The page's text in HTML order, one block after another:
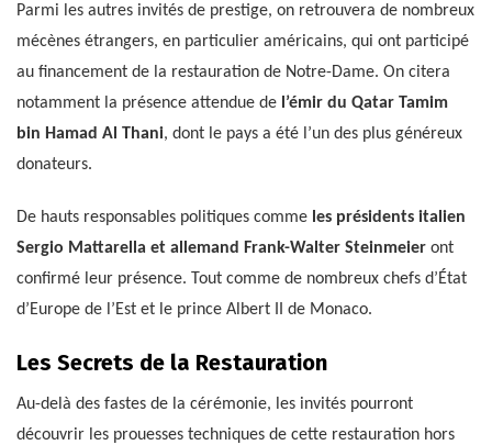
Parmi les autres invités de prestige, on retrouvera de nombreux
mécènes étrangers, en particulier américains, qui ont participé
au financement de la restauration de Notre-Dame. On citera
notamment la présence attendue de l’émir du Qatar Tamim
bin Hamad Al Thani, dont le pays a été l’un des plus généreux
donateurs.
De hauts responsables politiques comme les présidents italien
Sergio Mattarella et allemand Frank-Walter Steinmeier ont
confirmé leur présence. Tout comme de nombreux chefs d’État
d’Europe de l’Est et le prince Albert II de Monaco.
Les Secrets de la Restauration
Au-delà des fastes de la cérémonie, les invités pourront
découvrir les prouesses techniques de cette restauration hors